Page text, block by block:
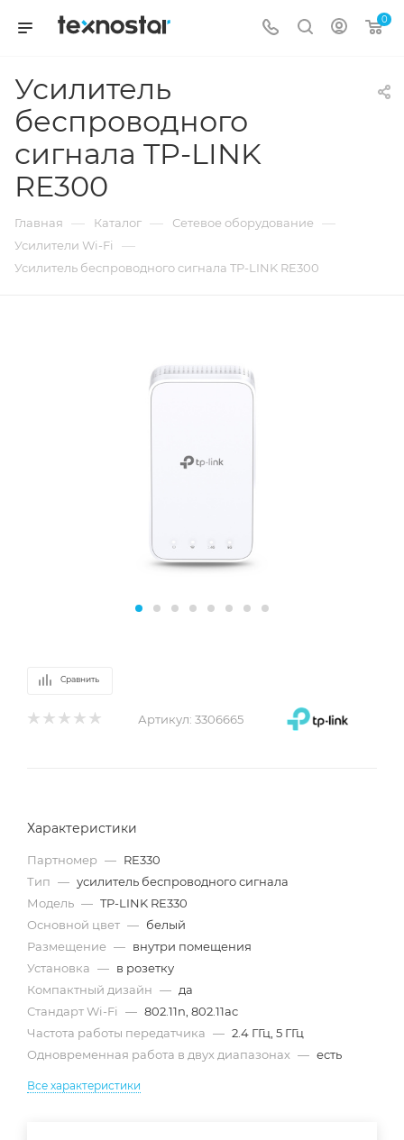
0
Усилитель
беспроводного
сигнала TP-LINK
RE300
Главная — Каталог — Сетевое оборудование —
Усилители Wi-Fi —
Усилитель беспроводного сигнала TP-LINK RE300
Сравнить
Артикул: 3306665
Характеристики
Партномер — RE330
Тип — усилитель беспроводного сигнала
Модель — TP-LINK RE330
Основной цвет — белый
Размещение — внутри помещения
Установка — в розетку
Компактный дизайн — да
Стандарт Wi-Fi
— 802.11n, 802.11ac
Частота работы передатчика — 2.4 ГГц, 5 ГГц
Одновременная работа в двух диапазонах — есть
Все характеристики